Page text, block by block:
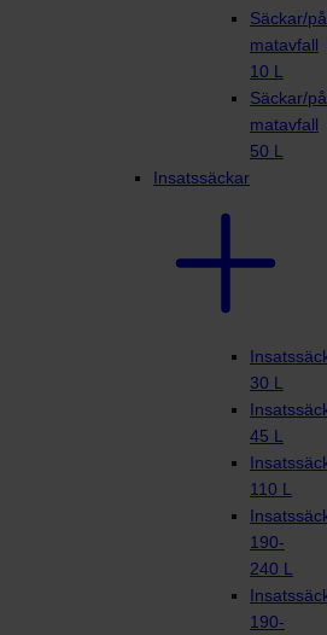
Säckar/
matavfall
10 L
Säckar/
matavfall
50 L
Insatssäckar
30 L
45 L
110 L
190-
240 L
190-